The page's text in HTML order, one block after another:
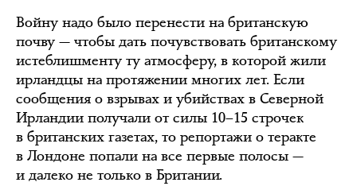
Войну надо было перенести на британскую
почву — чтобы дать почувствовать британскому
истеблишменту ту атмосферу, в которой жили
ирландцы на протяжении многих лет. Если
сообщения о взрывах и убийствах в Северной
Ирландии получали от силы 10–15 строчек
в британских газетах, то репортажи о теракте
в Лондоне попали на все первые полосы —
и далеко не только в Британии.